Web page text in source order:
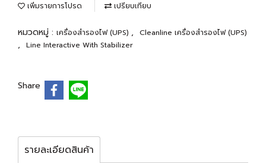
เพิ่มรายการโปรด เปรียบเทียบ
หมวดหมู่ : เครื่องสำรองไฟ (UPS) , Cleanline เครื่องสำรองไฟ (UPS)
, Line Interactive With Stabilizer
Share
รายละเอียดสินค้า